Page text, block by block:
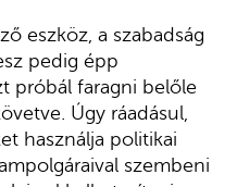
eszköz, a szabadság
pedig épp
próbál faragni belőle
Úgy ráadásul,
használja politikai
szembeni